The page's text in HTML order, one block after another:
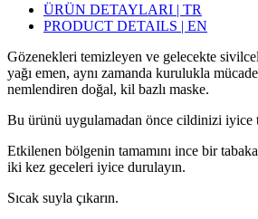
ÜRÜN DETAYLARI | TR
PRODUCT DETAILS | EN
Gözenekleri temizleyen ve gelecekte
yağı emen, aynı zamanda kurulukla
nemlendiren doğal, kil bazlı maske.
Bu ürünü uygulamadan önce cildinizi iyice
Etkilenen bölgenin tamamını ince bir
iki kez geceleri iyice durulayın.
Sıcak suyla çıkarın.